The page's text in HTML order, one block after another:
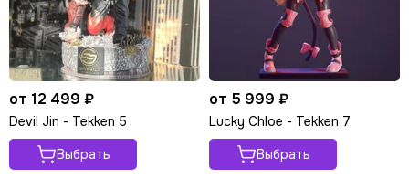
от 12 499 ₽
Devil Jin - Tekken 5
Выбрать
от 5 999 ₽
Lucky Chloe - Tekken 7
Выбрать